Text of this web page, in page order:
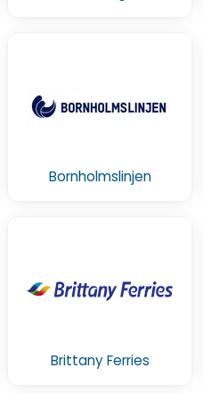
Bornholmslinjen
Brittany Ferries